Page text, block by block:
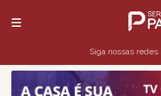
Siga nossas redes